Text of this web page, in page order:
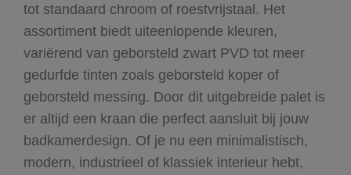
tot standaard chroom of roestvrijstaal. Het
assortiment biedt uiteenlopende kleuren,
variërend van geborsteld zwart PVD tot meer
gedurfde tinten zoals geborsteld koper of
geborsteld messing. Door dit uitgebreide palet is
er altijd een kraan die perfect aansluit bij jouw
badkamerdesign. Of je nu een minimalistisch,
modern, industrieel of klassiek interieur hebt,